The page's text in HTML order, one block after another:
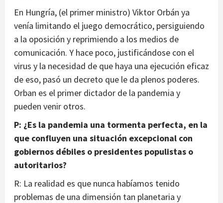
En Hungría, (el primer ministro) Viktor Orbán ya
venía limitando el juego democrático, persiguiendo
a la oposición y reprimiendo a los medios de
comunicación. Y hace poco, justificándose con el
virus y la necesidad de que haya una ejecución eficaz
de eso, pasó un decreto que le da plenos poderes.
Orban es el primer dictador de la pandemia y
pueden venir otros.
P: ¿Es la pandemia una tormenta perfecta, en la
que confluyen una situación excepcional con
gobiernos débiles o presidentes populistas o
autoritarios?
R: La realidad es que nunca habíamos tenido
problemas de una dimensión tan planetaria y